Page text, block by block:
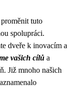
tuto
spolupráci.
dveře k inovacím a
vašich cílů a
Již mnoho našich